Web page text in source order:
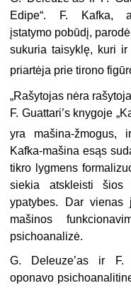
Edipe“. F. Kafka,
įstatymo pobūdį,
sukuria taisyklę, kuri
priartėja prie tirono
„Rašytojas nėra
F. Guattari’s knygoje
yra mašina-žmogus,
Kafka-mašina esąs
tikro lygmens
siekia atskleisti šios
ypatybes. Dar
mašinos
psichoanalizė.
G. Deleuze’as ir F.
oponavo